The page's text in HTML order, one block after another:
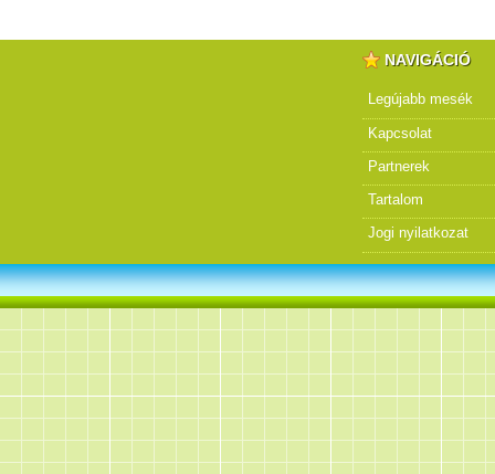
NAVIGÁCIÓ
Legújabb mesék
Kapcsolat
Partnerek
Tartalom
Jogi nyilatkozat